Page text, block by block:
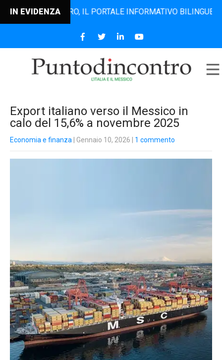
IN EVIDENZAIL PORTALE INFORMATIVO BILINGUE CHE
Export italiano verso il Messico in
calo del 15,6% a novembre 2025
Economia e finanza | Gennaio 10, 2026 1 commento